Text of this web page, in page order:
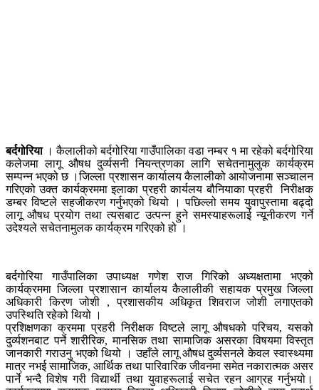
बर्दगोरिया। कैलालीको बर्दगोरिया गाउँपालिका वडा नम्बर १ मा रहेको बर्दगोरिया
कलेजमा लागू औषध दुर्व्यसनी नियन्त्रणका लागि सचेतनामुलुक कार्यक्रम
सम्पन्न भएको छ ।जिल्ला प्रशासन कार्यालय कैलालीको आयोजनामा सञ्चालन
गरिएको उक्त कार्यक्रममा इलाका प्रहरी कार्यलय बौनियाका प्रहरी निरीक्षक
डम्बर विष्टले सहजीकरण गर्नुभएको थियो । पछिल्लो समय युवापुस्तामा बढ्दो
लागू औषध प्रयोग तथा त्यसबाट उत्पन्न हुने समस्याहरूलाई न्यूनीकरण गर्ने
उदेश्यले सचेतनामुलक कार्यक्रम गरिएको हो ।
बर्दगोरिया गाउँपालिका उपाध्यक्ष गणेश राज गिरिको अध्यक्षतामा भएको
कार्यक्रममा जिल्ला प्रशासान कार्यालय कैलालीकी सहायक प्रमुख जिल्ला
अधिकारी किरण जोशी , प्रशासकीय अधिकृत शिवराज जोशी लगाएतको
उपस्थिति रहेको थियो ।
प्रशिक्षणका क्रममा प्रहरी निरीक्षक विष्टले लागू औषधको परिचय, यसको
दुर्व्यशनबाट पर्ने शारीरिक, मानसिक तथा सामाजिक असरका विषयमा विस्तृत
जानकारी गराउनु भएको थियो । उहाँले लागू औषध दुर्व्यसनले केवल स्वास्थ्यमा
मात्र नभई सामाजिक, आर्थिक तथा पारिवारिक जीवनमा समेत नकारात्मक असर
पार्ने भन्दै विशेष गरी विद्यार्थी तथा युवाहरूलाई सचेत रहन आग्रह गर्नुभयो।